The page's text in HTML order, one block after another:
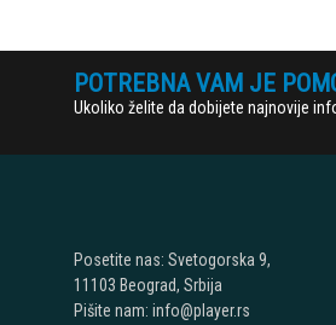
POTREBNA VAM JE
Ukoliko želite da dobijete najnovije
Posetite nas: Svetogorska 9,
11103 Beograd, Srbija
Pišite nam: info@player.rs